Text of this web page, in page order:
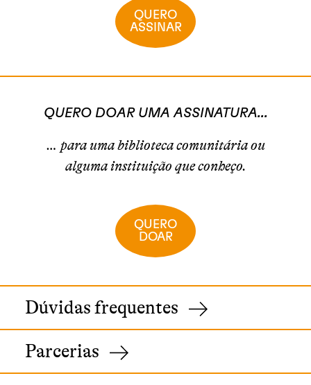
QUERO
ASSINAR
QUERO DOAR UMA ASSINATURA...
… para uma biblioteca comunitária ou
alguma instituição que conheço.
QUERO
DOAR
Dúvidas frequentes
Parcerias